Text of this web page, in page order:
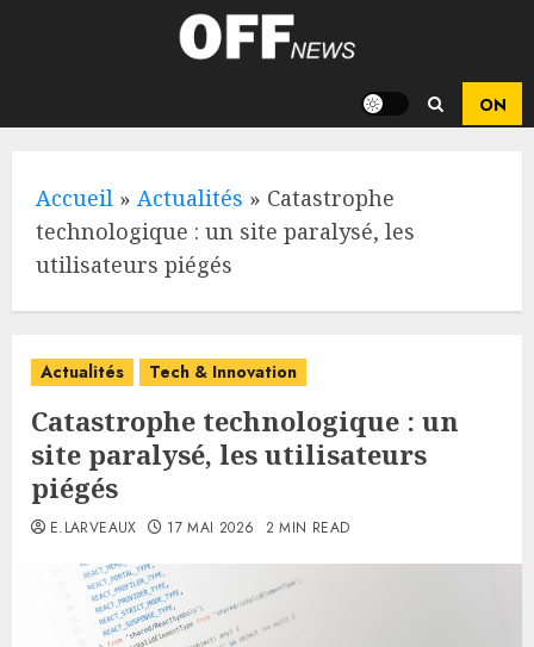
Accueil » Actualités » Catastrophe
technologique : un site paralysé, les
utilisateurs piégés
Actualités Tech & Innovation
Catastrophe technologique : un
site paralysé, les utilisateurs
piégés
E.LARVEAUX 17 MAI 2026 2 MIN READ